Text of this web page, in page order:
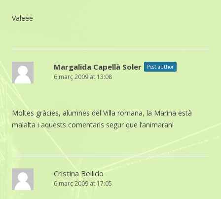
Valeee
Margalida Capellà Soler Post author
6 març 2009 at 13:08
Moltes gràcies, alumnes del Vil·la romana, la Marina està
malalta i aquests comentaris segur que l’animaran!
Cristina Bellido
6 març 2009 at 17:05